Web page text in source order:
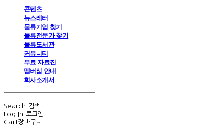
콘텐츠
뉴스레터
물류기업 찾기
물류전문가 찾기
물류도서관
커뮤니티
무료 자료집
멤버십 안내
회사소개서
Search
검색
Log In 로그인
Cart장바구니